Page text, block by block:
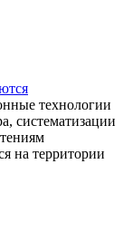
технологии
систематизации
на территории